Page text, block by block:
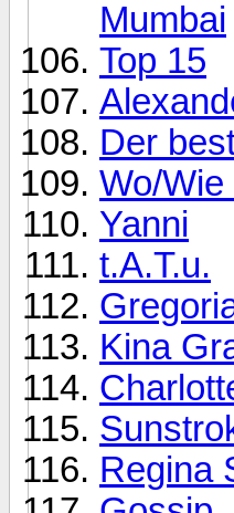
Mumbai
Top 15
Der
Wo/
Yanni
t.A.T.u.
Kina
Regina